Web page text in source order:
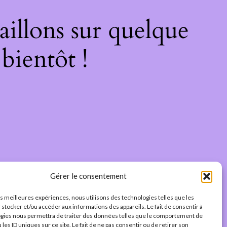
Gérer le consentement
meilleures expériences, nous utilisons des technologies telles que les
et/ou accéder aux informations des appareils. Le fait de consentir à
nous permettra de traiter des données telles que le comportement de
les ID uniques sur ce site. Le fait de ne pas consentir ou de retirer son
sur quelque
!